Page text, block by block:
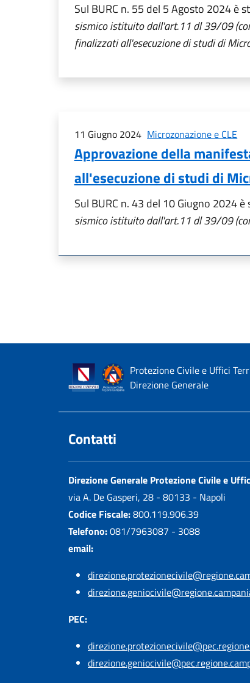
Sul BURC n. 55 del 5 Agosto 2024 è
sismico istituito dall'art.11 dl 39/09
finalizzati all'esecuzione di studi di
11 Giugno 2024 Microzonazione e CLE
Approvazione della
all'esecuzione di studi di
Sul BURC n. 43 del 10 Giugno 2024
sismico istituito dall'art.11 dl 39/09
Protezione Civile e Uffici
Direzione Generale
Contatti
Direzione Generale Protezione Civile e
via A. De Gasperi, 28 - 80133 - Napoli
Codice Fiscale:800.119.906.39
Telefono:081/7963087 - 3088
email:
PEC: